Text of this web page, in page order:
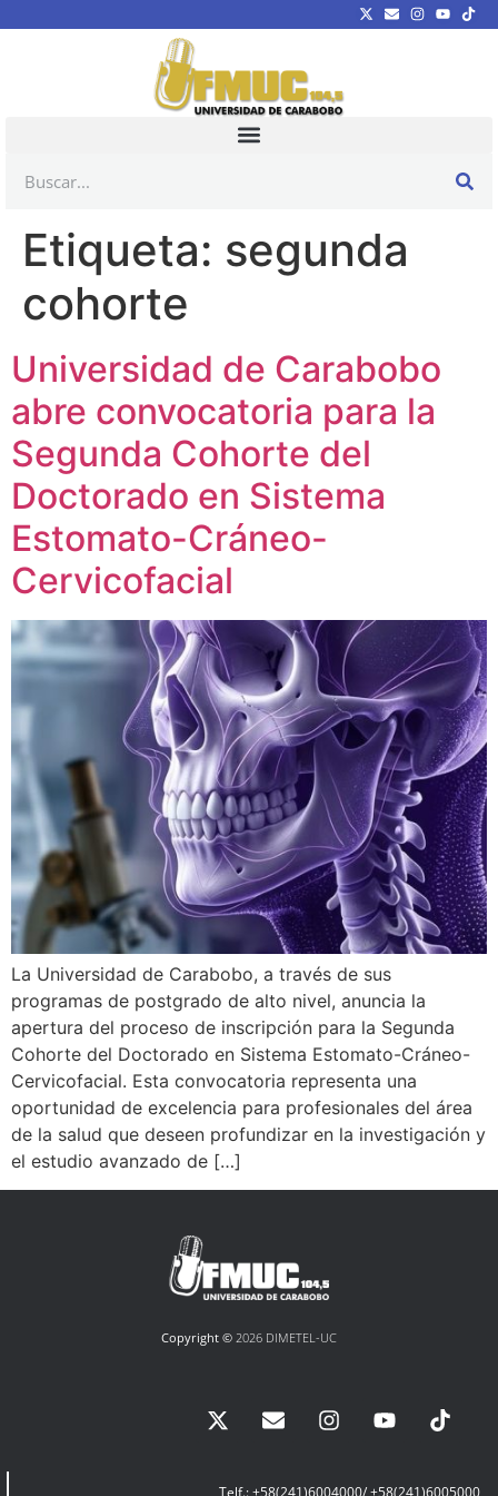
Etiqueta: segunda
cohorte
Universidad de Carabobo
abre convocatoria para la
Segunda Cohorte del
Doctorado en Sistema
Estomato-Cráneo-
Cervicofacial
La Universidad de Carabobo, a través de sus
programas de postgrado de alto nivel, anuncia la
apertura del proceso de inscripción para la Segunda
Cohorte del Doctorado en Sistema Estomato-Cráneo-
Cervicofacial. Esta convocatoria representa una
oportunidad de excelencia para profesionales del área
de la salud que deseen profundizar en la investigación y
el estudio avanzado de […]
Copyright © 2026 DIMETEL-UC